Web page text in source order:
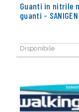
Guanti in nitrile
guanti - SANIGEN
Disponibile